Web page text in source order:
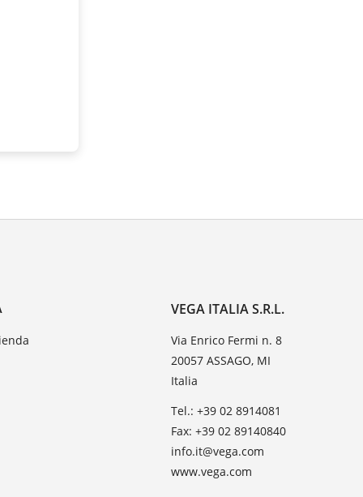
VEGA ITALIA S.R.L.
Via Enrico Fermi n. 8
20057 ASSAGO, MI
Italia
Tel.: +39 02 8914081
Fax: +39 02 89140840
info.it@vega.com
www.vega.com